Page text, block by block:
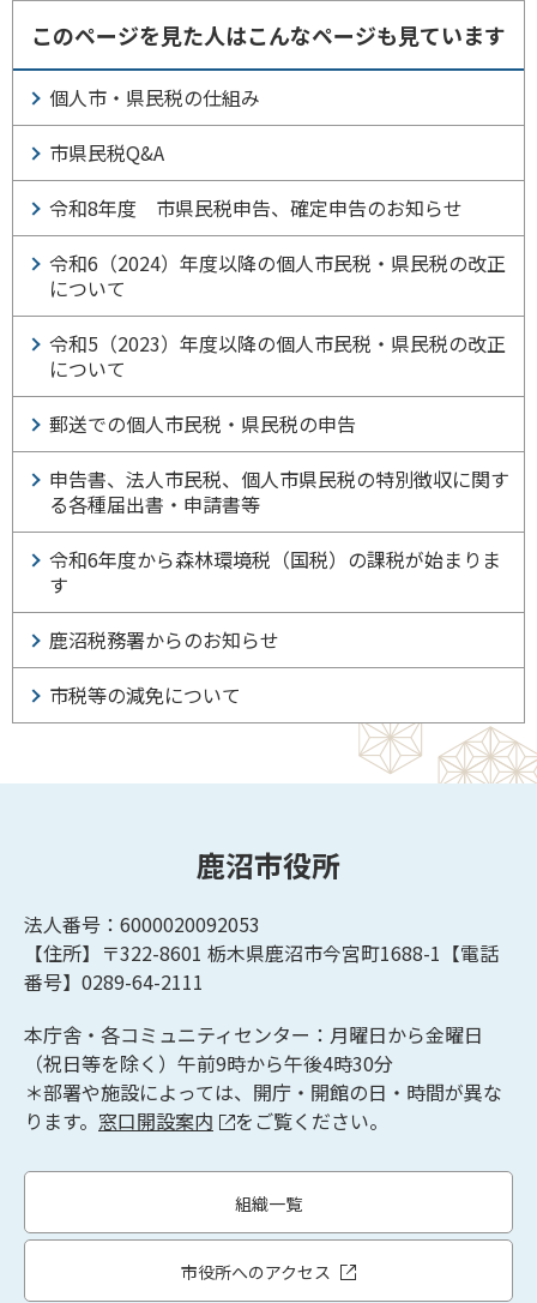
このページを見た人はこんなページも見ています
個人市・県民税の仕組み
市県民税Q&A
令和8年度 市県民税申告、確定申告のお知らせ
令和6（2024）年度以降の個人市民税・県民税の改正
について
令和5（2023）年度以降の個人市民税・県民税の改正
について
郵送での個人市民税・県民税の申告
申告書、法人市民税、個人市県民税の特別徴収に関す
る各種届出書・申請書等
令和6年度から森林環境税（国税）の課税が始まりま
す
鹿沼税務署からのお知らせ
市税等の減免について
鹿沼市役所
法人番号：6000020092053
【住所】〒322-8601 栃木県鹿沼市今宮町1688-1【電話
番号】0289-64-2111
本庁舎・各コミュニティセンター：月曜日から金曜日
（祝日等を除く）午前9時から午後4時30分
＊部署や施設によっては、開庁・開館の日・時間が異な
ります。 窓口開設案内 をご覧ください。
組織一覧
市役所へのアクセス